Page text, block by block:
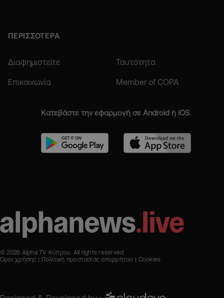
ΠΕΡΙΣΣΟΤΕΡΑ
Διαφημιστείτε Ταυτότητα
Επικοινωνία Member of COPA
Κατεβάστε την εφαρμογή σε Android ή iOS.
© 2026 Alpha TV Κύπρου. All rights reserved
Όροι χρήσης
Πολιτική προστασίας απορρήτου Cookies